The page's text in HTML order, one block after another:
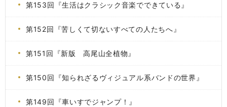
第153回『生活はクラシック音楽でできている』
第152回『苦しくて切ないすべての人たちへ』
第151回『新版 高尾山全植物』
第150回『知られざるヴィジュアル系バンドの世界』
第149回『車いすでジャンプ！』